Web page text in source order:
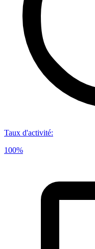
Taux d'activité:
100%